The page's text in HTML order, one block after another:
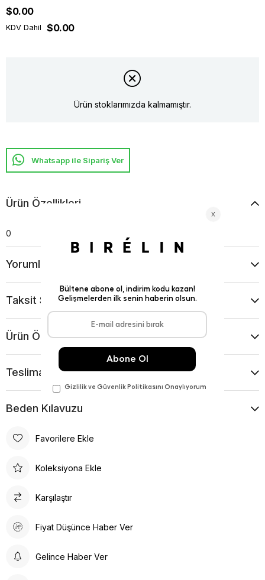
$0.00
KDV Dahil $0.00
Ürün stoklarımızda kalmamıştır.
Whatsapp ile Sipariş Ver
Ürün Özellikleri
0
Yorumlar
Taksit Seçenekleri
Ürün Önerileri
Teslimat Ve İade Koşulları
Beden Kılavuzu
Favorilere Ekle
Koleksiyona Ekle
Karşılaştır
Fiyat Düşünce Haber Ver
Gelince Haber Ver